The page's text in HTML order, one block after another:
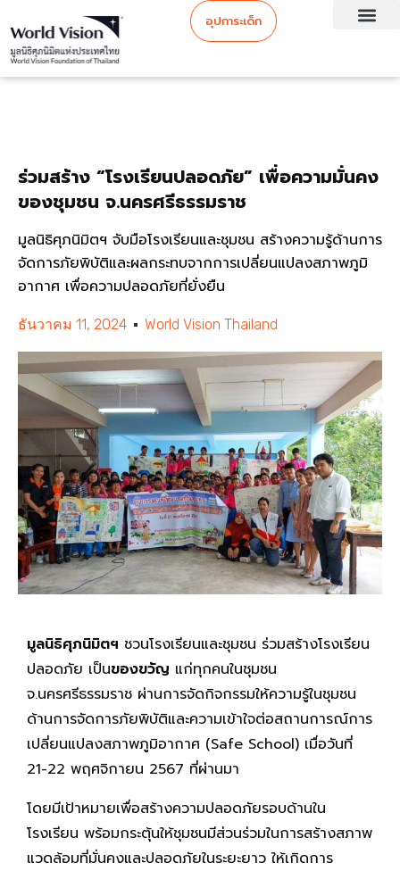
อุปการะเด็ก
ร่วมสร้าง “โรงเรียนปลอดภัย” เพื่อความมั่นคง
ของชุมชน จ.นครศรีธรรมราช
มูลนิธิศุภนิมิตฯ จับมือโรงเรียนและชุมชน สร้างความรู้ด้านการ
จัดการภัยพิบัติและผลกระทบจากการเปลี่ยนแปลงสภาพภูมิ
อากาศ เพื่อความปลอดภัยที่ยั่งยืน
ธันวาคม 11, 2024 World Vision Thailand
มูลนิธิศุภนิมิตฯ ชวนโรงเรียนและชุมชน ร่วมสร้างโรงเรียน
ปลอดภัย เป็นของขวัญ แก่ทุกคนในชุมชน
จ.นครศรีธรรมราช ผ่านการจัดกิจกรรมให้ความรู้ในชุมชน
ด้านการจัดการภัยพิบัติและความเข้าใจต่อสถานการณ์การ
เปลี่ยนแปลงสภาพภูมิอากาศ (Safe School) เมื่อวันที่
21-22 พฤศจิกายน 2567 ที่ผ่านมา
โดยมีเป้าหมายเพื่อสร้างความปลอดภัยรอบด้านใน
โรงเรียน พร้อมกระตุ้นให้ชุมชนมีส่วนร่วมในการสร้างสภาพ
แวดล้อมที่มั่นคงและปลอดภัยในระยะยาว ให้เกิดการ